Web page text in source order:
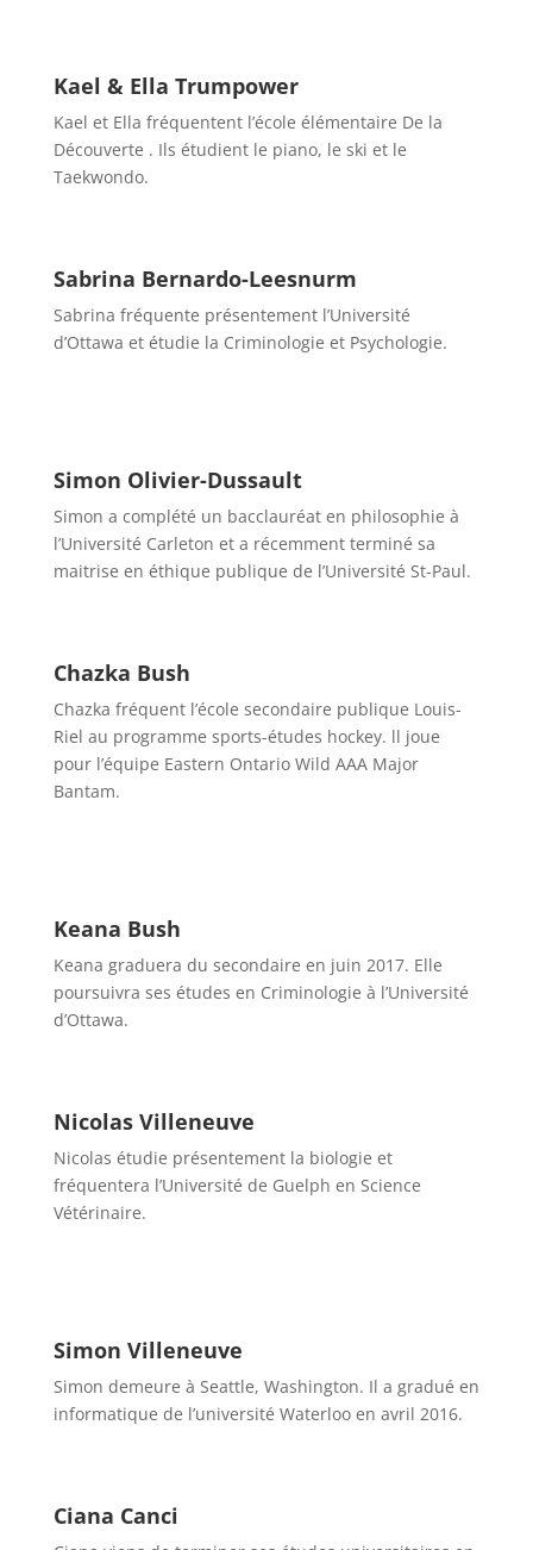
Kael & Ella Trumpower
Kael et Ella fréquentent l’école élémentaire De la
Découverte . Ils étudient le piano, le ski et le
Taekwondo.
Sabrina Bernardo-Leesnurm
Sabrina fréquente présentement l’Université
d’Ottawa et étudie la Criminologie et Psychologie.
Simon Olivier-Dussault
Simon a complété un bacclauréat en philosophie à
l’Université Carleton et a récemment terminé sa
maitrise en éthique publique de l’Université St-Paul.
Chazka Bush
Chazka fréquent l’école secondaire publique Louis-
Riel au programme sports-études hockey. ll joue
pour l’équipe Eastern Ontario Wild AAA Major
Bantam.
Keana Bush
Keana graduera du secondaire en juin 2017. Elle
poursuivra ses études en Criminologie à l’Université
d’Ottawa.
Nicolas Villeneuve
Nicolas étudie présentement la biologie et
fréquentera l’Université de Guelph en Science
Vétérinaire.
Simon Villeneuve
Simon demeure à Seattle, Washington. Il a gradué en
informatique de l’université Waterloo en avril 2016.
Ciana Canci